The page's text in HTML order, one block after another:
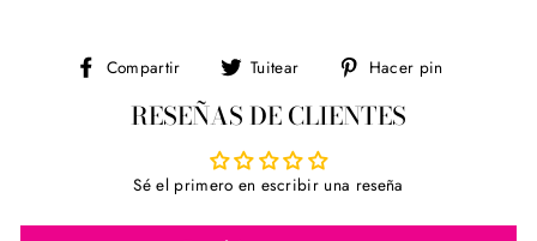
Compartir
Compartir
Facebook
Tuitear
Tuitear
Twitter
Hacer pin
RESEÑAS DE CLIENTES
Sé el primero en escribir una reseña